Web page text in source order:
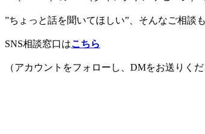
”ちょっと話を聞いてほしい”、そんなご相談
SNS相談窓口はこちら
（アカウントをフォローし、DMをお送りくだ